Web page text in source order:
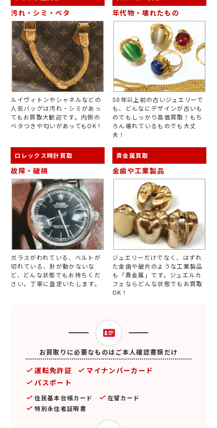
汚れ・シミ・ベタ
ルイヴィトンやシャネルなどの
人気バッグは汚れ・シミがあっ
てもお買取大歓迎です。内側の
ベタつきや匂いがあってもOK！
年代物・壊れたもの
50年以上前の古いジュエリーで
も、どんなにデザインが古いも
のでもしっかり高価買取！もち
ろん壊れているものでも大丈
夫！
ロレックス時計買取
故障・破損
ガラスがわれている、ベルトが
切れている、針が動かないな
ど、どんな状態でもお持ちくだ
さい。丁寧に査定いたします。
貴金属買取
金歯や工業製品
ジュエリーだけでなく、はずれ
た金歯や破片のような工業製品
も「貴金属」です。ジュエルカ
フェならどんな状態でもお買取
OK！
お買取りに必要なものはご本人確認書類だけ
運転免許証
マイナンバーカード
パスポート
住民基本台帳カード
在留カード
特別永住者証明書